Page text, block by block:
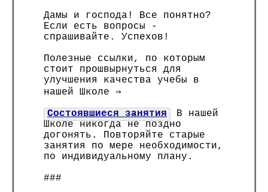
Дамы и господа! Все понятно?
Если есть вопросы -
спрашивайте. Успехов!
Полезные ссылки, по которым
стоит прошвырнуться для
улучшения качества учебы в
нашей Школе ⇒
Состоявшиеся занятия
В нашей
Школе никогда не поздно
догонять. Повторяйте старые
занятия по мере необходимости,
по индивидуальному плану.
###